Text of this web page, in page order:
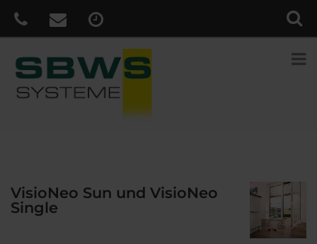
VisioNeo Sun und VisioNeo
Single